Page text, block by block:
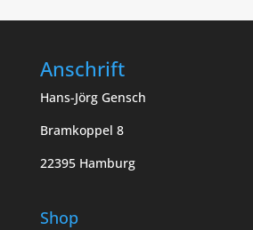
Anschrift
Hans-Jörg Gensch
Bramkoppel 8
22395 Hamburg
Shop